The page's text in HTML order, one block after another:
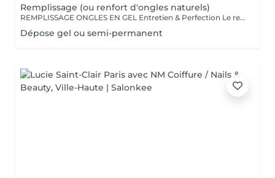
Remplissage (ou renfort d'ongles naturels)
REMPLISSAGE ONGLES EN GEL Entretien & Perfection Le remplissage des ongles en gel est une étape essentielle pour préserver la beauté et la tenue de votre pose. Avec la repousse naturelle de l'ongle, un entretien régulier permet de redonner à vos ongles un aspect parfait, sans avoir à refaire une pose complète. Pourquoi faire un remplissage ? Redonne un aspect uniforme et impeccable Préserve la solidité et la durabilité de votre pose en gel Évite les décollements et renforce la structure de l'ongle Possibilité de changer la couleur ou d'ajouter une nouvelle décoration Fréquence conseillée : toutes les 3 à 4 semaines pour un résultat toujours soigné et harmonieux. Profitez-en pour opter pour une nouvelle teinte, un effet babyboomer ou un nail art unique !
Dépose gel ou semi-permanent